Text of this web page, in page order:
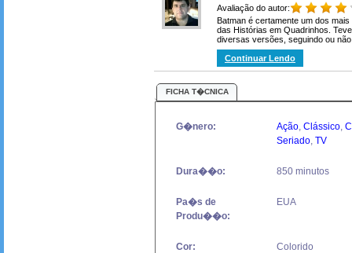
Avaliação do autor:
Batman é certamente um dos
das Histórias em Quadrinhos.
diversas versões, seguindo ou
Continuar Lendo
FICHA T�CNICA
G�nero: Ação, Clássico,
Seriado, TV
Dura��o: 850 minutos
Pa�s de
Produ��o:
EUA
Cor: Colorido